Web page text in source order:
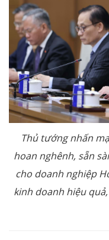
Thủ tướng nhấn
hoan nghênh, sẵn
cho doanh nghiệp
kinh doanh hiệu